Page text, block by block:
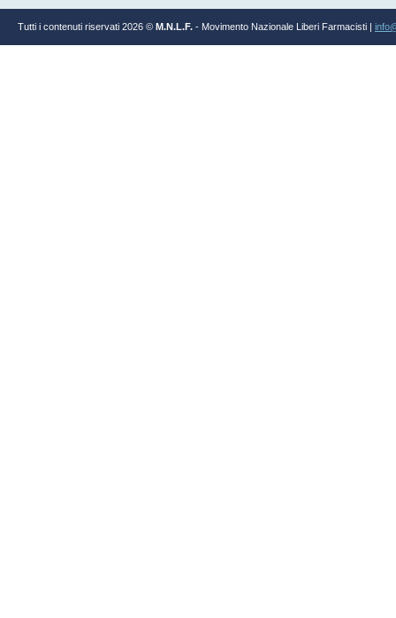
Tutti i contenuti riservati 2026 © M.N.L.F. - Movimento Nazionale Liberi Farmacisti |